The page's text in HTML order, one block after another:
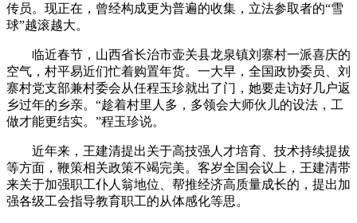
传员。现正在，曾经构成更为普遍的收集，立法参取者的“雪
球”越滚越大。
临近春节，山西省长治市壶关县龙泉镇刘寨村一派喜庆的
空气，村平易近们忙着购置年货。一大早，全国政协委员、刘
寨村党支部兼村委会从任程玉珍就出了门，她要走访好几户返
乡过年的乡亲。“趁着村里人多，多领会大师伙儿的设法，工
做才能更结实。”程玉珍说。
近年来，王建清提出关于高技强人才培育、技术持续提拔
等方面，鞭策相关政策不竭完美。客岁全国会议上，王建清带
来关于加强职工仆人翁地位、帮推经济高质量成长的，提出加
强各级工会指导教育职工的从体感化等思。